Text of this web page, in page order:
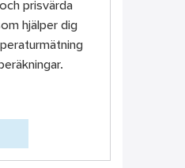
prisvärda
hjälper dig